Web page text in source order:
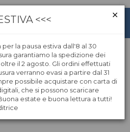
teologia patristica e
Thomas d’Aquin e allo
<<<
la pausa estiva dall'8 al 30
garantiamo la spedizione dei
il 2 agosto. Gli ordini effettuati
verranno evasi a partire dal 31
possibile acquistare con carta di
che si possono scaricare
estate e buona lettura a tutti!